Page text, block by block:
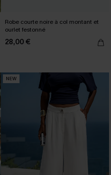
Robe courte noire à col montant et
ourlet festonné
28,00 €
NEW